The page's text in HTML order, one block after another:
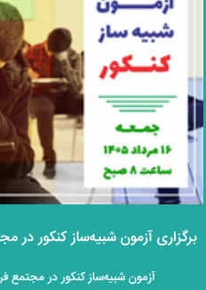
برگزاری آزمون شبیه‌ساز کنکور در
آزمون شبیه‌ساز کنکور در مجتمع